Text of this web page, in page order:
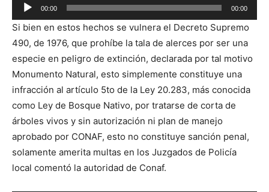
Reproductor
de
audio
00:00 00:00
Si bien en estos hechos se vulnera el Decreto Supremo
490, de 1976, que prohíbe la tala de alerces por ser una
especie en peligro de extinción, declarada por tal motivo
Monumento Natural, esto simplemente constituye una
infracción al artículo 5to de la Ley 20.283, más conocida
como Ley de Bosque Nativo, por tratarse de corta de
árboles vivos y sin autorización ni plan de manejo
aprobado por CONAF, esto no constituye sanción penal,
solamente amerita multas en los Juzgados de Policía
local comentó la autoridad de Conaf.